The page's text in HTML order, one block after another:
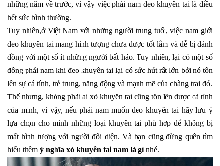
những năm về trước, vì vậy việc phái nam đeo khuyên tai là điều
hết sức bình thường.
Tuy nhiên,ở Việt Nam với những người trung tuổi, việc nam giới
đeo khuyên tai mang hình tượng chưa được tốt lắm và dễ bị đánh
đồng với một số ít những người bất hảo. Tuy nhiên, lại có một số
đông phái nam khi đeo khuyên tai lại có sức hút rất lớn bởi nó tôn
lên sự cá tính, trẻ trung, năng động và mạnh mẽ của chàng trai đó.
Thế nhưng, không phải ai xỏ khuyên tai cũng tôn lên được cá tính
của mình, vì vậy, nếu phái nam muốn đeo khuyên tai hãy lưu ý
lựa chọn cho mình những loại khuyên tai phù hợp để không bị
mất hình tượng với người đối diện. Và bạn cũng đừng quên tìm
hiểu thêm ý nghĩa xỏ khuyên tai nam là gì nhé.